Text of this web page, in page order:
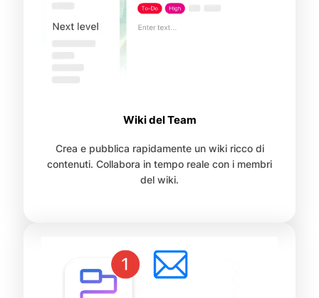
Wiki del Team
Crea e pubblica rapidamente un wiki ricco di
contenuti. Collabora in tempo reale con i membri
del wiki.